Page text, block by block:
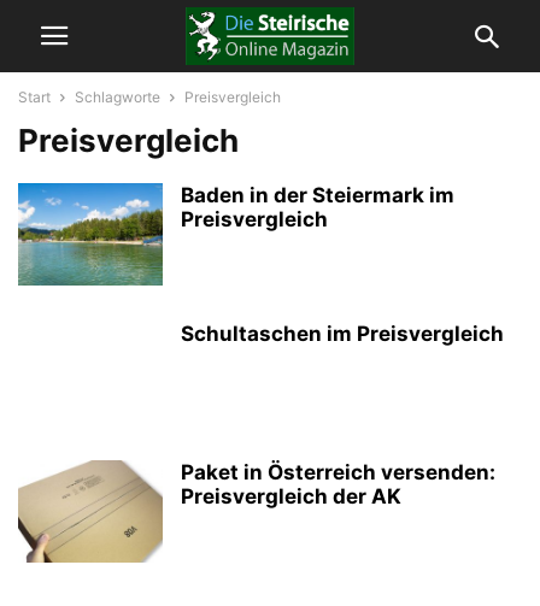
Start Schlagworte Preisvergleich
Preisvergleich
Baden in der Steiermark im
Preisvergleich
Schultaschen im Preisvergleich
Paket in Österreich versenden:
Preisvergleich der AK